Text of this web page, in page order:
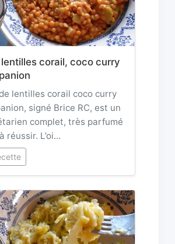
lentilles corail, coco curry
lentilles corail coco curry
signé Brice RC, est un
complet, très parfumé
réussir. L’oi…